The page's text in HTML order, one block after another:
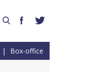
Box-office